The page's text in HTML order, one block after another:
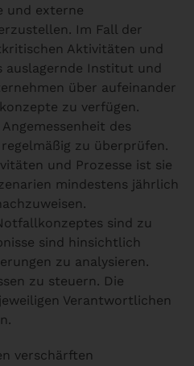
und externe
Im Fall der
Aktivitäten und
auslagernde Institut und
über aufeinander
zu verfügen.
des
zu überprüfen.
und Prozesse ist sie
mindestens jährlich
sind zu
sind hinsichtlich
zu analysieren.
zu steuern. Die
Verantwortlichen
verschärften